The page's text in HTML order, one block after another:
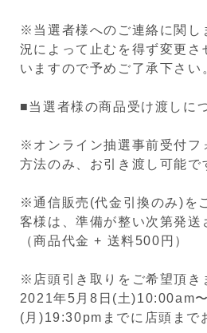
※当選者様へのご連絡に関し
況によって止むを得ず変更さ
いますので予めご了承下さい
■当選者様の商品受け渡しに
※オンライン抽選事前受付フ
方法のみ、お引き渡し可能で
※通信販売(代金引換のみ)を
客様は、準備が整い次第発送
（商品代金 + 送料500円）
※店頭引き取りをご希望頂き
2021年5月8日(土)10:00am
(月)19:30pmまでに店頭まで